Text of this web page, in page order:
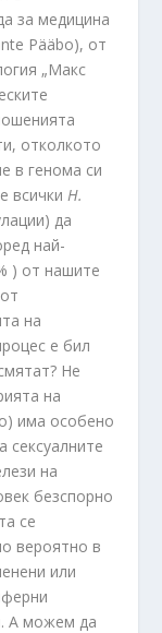
за медицина
Pääbo), от
„Макс
отколкото
в генома си
всички H.
да
най-
) от нашите
на
е бил
Не
на
има особено
сексуалните
на
безспорно
се
вероятно в
или
А можем да